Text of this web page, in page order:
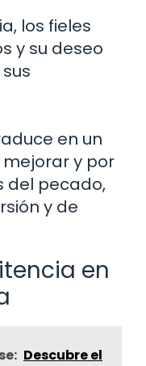
los fieles
y su deseo
en un
y por
del pecado,
y de
en
Descubre el